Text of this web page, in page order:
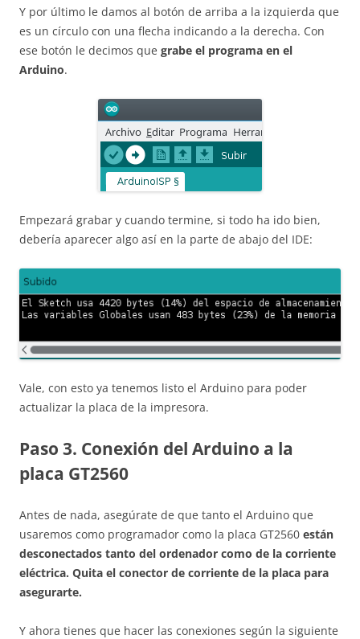
Y por último le damos al botón de arriba a la izquierda que
es un círculo con una flecha indicando a la derecha. Con
ese botón le decimos que grabe el programa en el
Arduino.
Empezará grabar y cuando termine, si todo ha ido bien,
debería aparecer algo así en la parte de abajo del IDE:
Vale, con esto ya tenemos listo el Arduino para poder
actualizar la placa de la impresora.
Paso 3. Conexión del Arduino a la
placa GT2560
Antes de nada, asegúrate de que tanto el Arduino que
usaremos como programador como la placa GT2560 están
desconectados tanto del ordenador como de la corriente
eléctrica. Quita el conector de corriente de la placa para
asegurarte.
Y ahora tienes que hacer las conexiones según la siguiente